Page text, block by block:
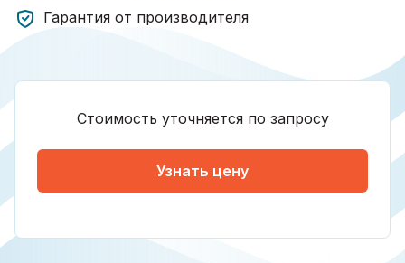
Гарантия от производителя
Стоимость уточняется по запросу
Узнать цену